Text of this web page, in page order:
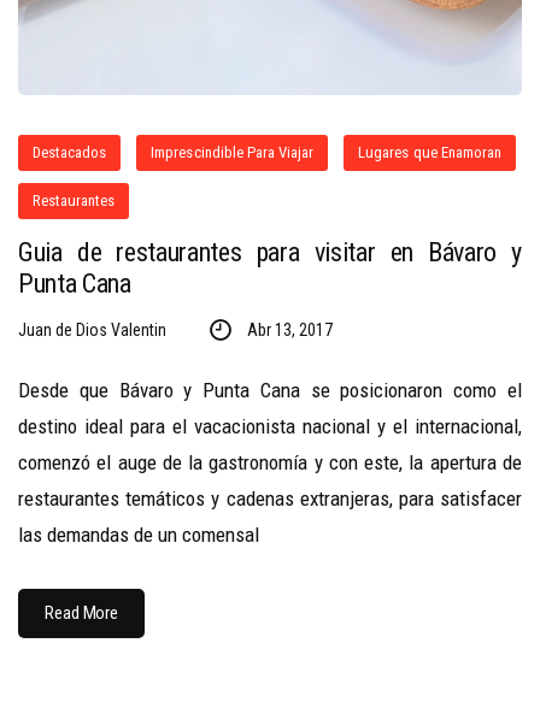
Destacados Imprescindible Para Viajar Lugares que Enamoran
Restaurantes
Guia de restaurantes para visitar en Bávaro y
Punta Cana
Juan de Dios Valentin Abr 13, 2017
Desde que Bávaro y Punta Cana se posicionaron como el
destino ideal para el vacacionista nacional y el internacional,
comenzó el auge de la gastronomía y con este, la apertura de
restaurantes temáticos y cadenas extranjeras, para satisfacer
las demandas de un comensal
Read More